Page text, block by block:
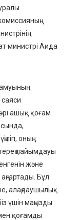
министрі Аида
ашық қоғам
оның
пайымдауы
және
Бұл
алаңдаушылық
үшін маңызды
қоғамды